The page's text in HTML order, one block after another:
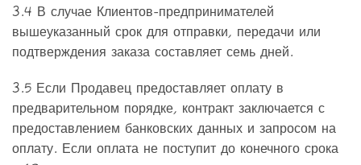
3.4 В случае Клиентов-предпринимателей
вышеуказанный срок для отправки, передачи или
подтверждения заказа составляет семь дней.
3.5 Если Продавец предоставляет оплату в
предварительном порядке, контракт заключается с
предоставлением банковских данных и запросом на
оплату. Если оплата не поступит до конечного срока